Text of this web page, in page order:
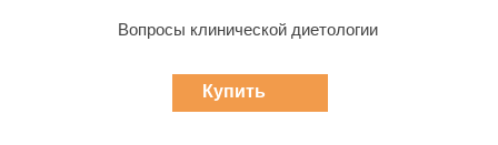
Вопросы клинической диетологии
Купить
курс